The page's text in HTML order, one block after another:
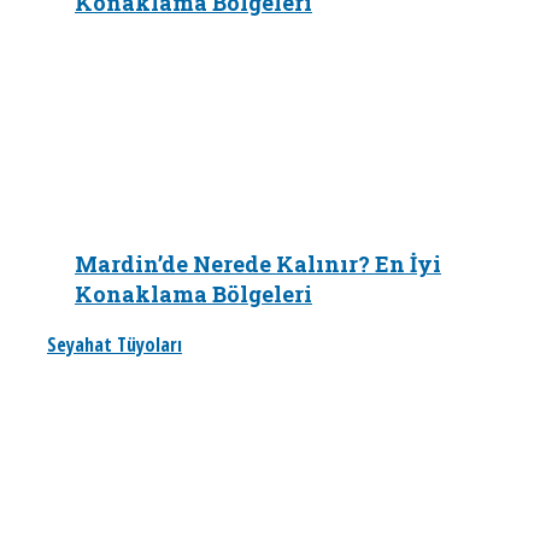
Mardin’de Nerede Kalınır? En İyi
Konaklama Bölgeleri
Seyahat Tüyoları